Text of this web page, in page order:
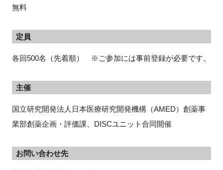
無料
定員
各回500名（先着順） ※ご参加には事前登録が必要です。
主催
国立研究開発法人日本医療研究開発機構（AMED）創薬事
業部創薬企画・評価課、
DISCユニット合同開催
お問い合わせ先